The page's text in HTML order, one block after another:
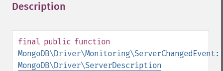
Description
final public function
MongoDB\Driver\ServerDescription